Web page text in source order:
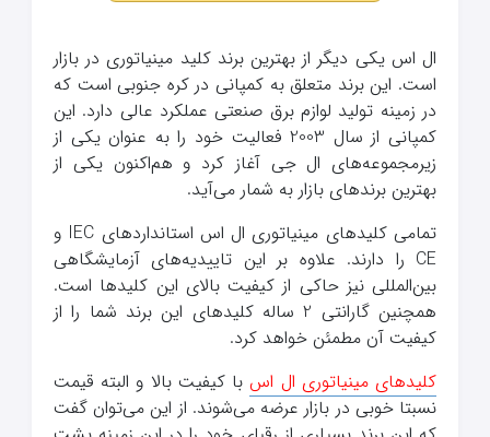
ال اس یکی دیگر از بهترین برند کلید مینیاتوری در بازار
است. این برند متعلق به کمپانی در کره جنوبی است که
در زمینه تولید لوازم برق صنعتی عملکرد عالی دارد. این
کمپانی از سال 2003 فعالیت خود را به عنوان یکی از
زیرمجموعه‌های ال جی آغاز کرد و هم‌اکنون یکی از
بهترین برندهای بازار به شمار می‌آید.
تمامی کلیدهای مینیاتوری ال اس استانداردهای IEC و
CE را دارند. علاوه بر این تاییدیه‌های آزمایشگاهی
بین‌المللی نیز حاکی از کیفیت بالای این کلیدها است.
همچنین گارانتی 2 ساله کلیدهای این برند شما را از
کیفیت آن مطمئن خواهد کرد.
کلیدهای مینیاتوری ال اسبا کیفیت بالا و البته قیمت
نسبتا خوبی در بازار عرضه می‌شوند. از این می‌توان گفت